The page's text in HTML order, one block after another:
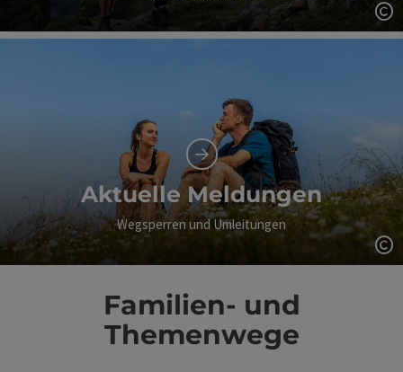
Aktuelle Meldungen
Wegsperren und Umleitungen
Familien- und
Themenwege